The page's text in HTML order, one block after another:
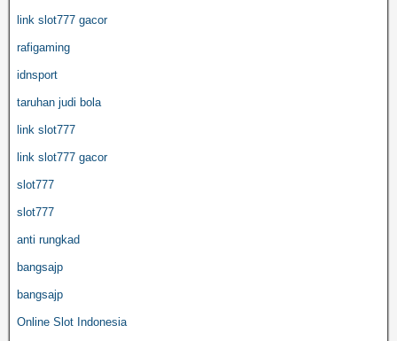
link slot777 gacor
rafigaming
idnsport
taruhan judi bola
link slot777
link slot777 gacor
slot777
slot777
anti rungkad
bangsajp
bangsajp
Online Slot Indonesia